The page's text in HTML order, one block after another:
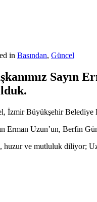
in Basından, Güncel
Sayın
İzmir Büyükşehir
Erman Uzun’un, Berfin
huzur ve mutluluk diliyor;